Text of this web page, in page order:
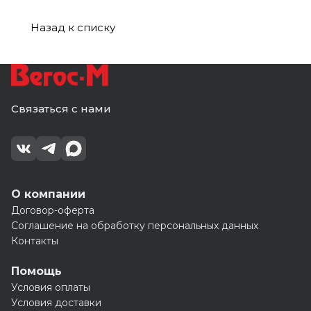
Назад к списку
Связаться с нами
О компании
Договор-оферта
Соглашение на обработку персональных данных
Контакты
Помощь
Условия оплаты
Условия доставки